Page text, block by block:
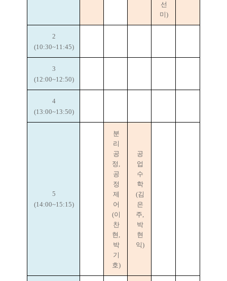
선
미)
2
(10:30~11:45)
3
(12:00~12:50)
4
(13:00~13:50)
5
(14:00~15:15)
분
리
공
정,
공
정
제
어
(이
찬
현,
박
기
호)
공
업
수
학
(김
은
주,
박
현
익)